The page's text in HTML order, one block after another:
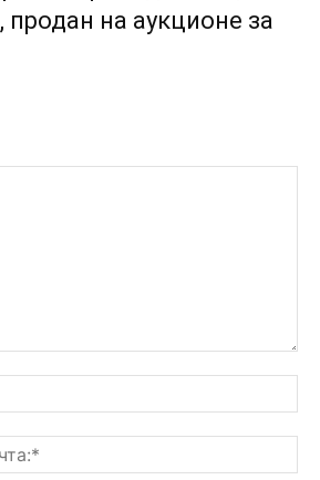
продан на аукционе за